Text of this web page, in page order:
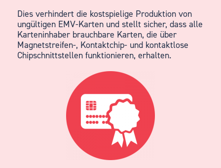
Dies verhindert die kostspielige Produktion von
ungültigen EMV-Karten und stellt sicher, dass alle
Karteninhaber brauchbare Karten, die über
Magnetstreifen-, Kontaktchip- und kontaktlose
Chipschnittstellen funktionieren, erhalten.